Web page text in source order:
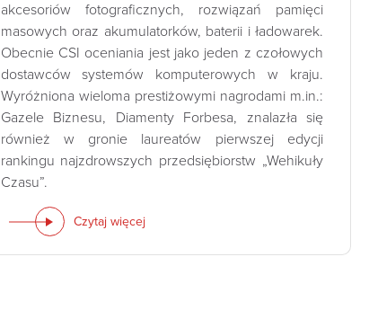
akcesoriów fotograficznych, rozwiązań pamięci
masowych oraz akumulatorków, baterii i ładowarek.
Obecnie CSI oceniania jest jako jeden z czołowych
dostawców systemów komputerowych w kraju.
Wyróżniona wieloma prestiżowymi nagrodami m.in.:
Gazele Biznesu, Diamenty Forbesa, znalazła się
również w gronie laureatów pierwszej edycji
rankingu najzdrowszych przedsiębiorstw „Wehikuły
Czasu”.
Czytaj więcej